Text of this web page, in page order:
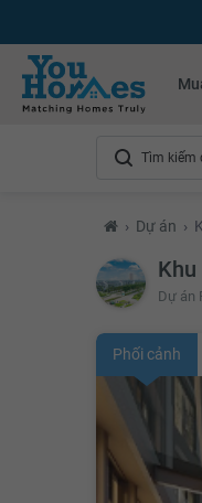
› Dự án ›
Dự án
Phối cảnh